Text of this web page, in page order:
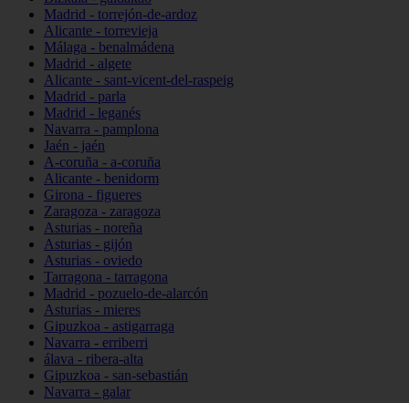
Madrid - torrejón-de-ardoz
Alicante - torrevieja
Málaga - benalmádena
Madrid - algete
Alicante - sant-vicent-del-raspeig
Madrid - parla
Madrid - leganés
Navarra - pamplona
Jaén - jaén
A-coruña - a-coruña
Alicante - benidorm
Girona - figueres
Zaragoza - zaragoza
Asturias - noreña
Asturias - gijón
Asturias - oviedo
Tarragona - tarragona
Madrid - pozuelo-de-alarcón
Asturias - mieres
Gipuzkoa - astigarraga
Navarra - erriberri
álava - ribera-alta
Gipuzkoa - san-sebastián
Navarra - galar